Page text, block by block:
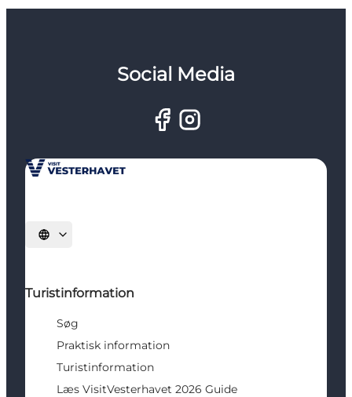
Social Media
Vælg sprog
Turistinformation
Søg
Praktisk information
Turistinformation
Læs VisitVesterhavet 2026 Guide